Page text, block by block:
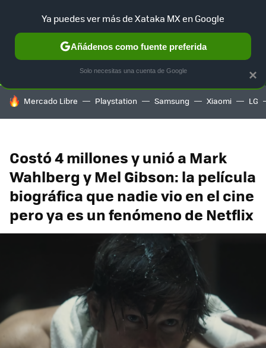
SELECCIÓN GAMING HOME AUTO TERRITORIO
HOY SE HABLA DE
Mercado Libre Playstation Samsung Xiaomi LG
Costó 4 millones y unió a Mark
Wahlberg y Mel Gibson: la película
biográfica que nadie vio en el cine
pero ya es un fenómeno de Netflix
×
Ya puedes ver más de Xataka MX en Google
Añádenos como fuente preferida
Solo necesitas una cuenta de Google